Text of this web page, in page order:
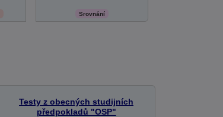
Srovnání
Testy z obecných studijních
předpokladů "OSP"